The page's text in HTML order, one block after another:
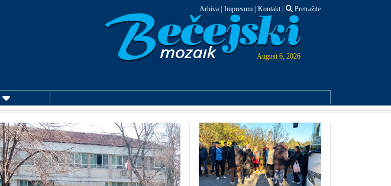
Arhiva Impresum Kontakt| Pretražite
August 6, 2026